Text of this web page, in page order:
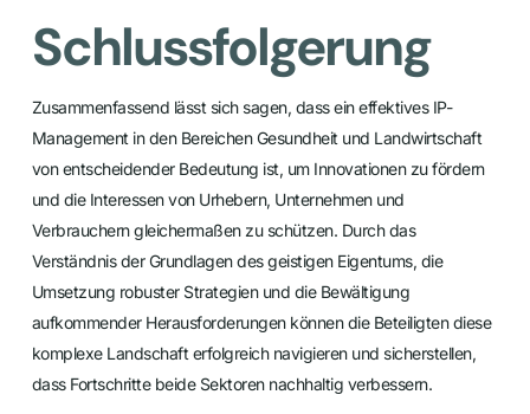
Schlussfolgerung
Zusammenfassend lässt sich sagen, dass ein effektives IP-
Management in den Bereichen Gesundheit und Landwirtschaft
von entscheidender Bedeutung ist, um Innovationen zu fördern
und die Interessen von Urhebern, Unternehmen und
Verbrauchern gleichermaßen zu schützen. Durch das
Verständnis der Grundlagen des geistigen Eigentums, die
Umsetzung robuster Strategien und die Bewältigung
aufkommender Herausforderungen können die Beteiligten diese
komplexe Landschaft erfolgreich navigieren und sicherstellen,
dass Fortschritte beide Sektoren nachhaltig verbessern.